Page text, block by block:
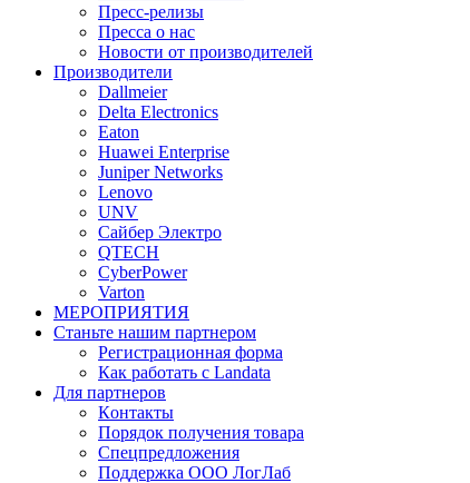
Пресс-релизы
Пресса о нас
Новости от производителей
Производители
Dallmeier
Delta Electronics
Eaton
Huawei Enterprise
Juniper Networks
Lenovo
UNV
Сайбер Электро
QTECH
CyberPower
Varton
МЕРОПРИЯТИЯ
Станьте нашим партнером
Регистрационная форма
Как работать с Landata
Для партнеров
Кoнтaкты
Порядок получения товара
Спецпредложения
Поддержка ООО ЛогЛаб